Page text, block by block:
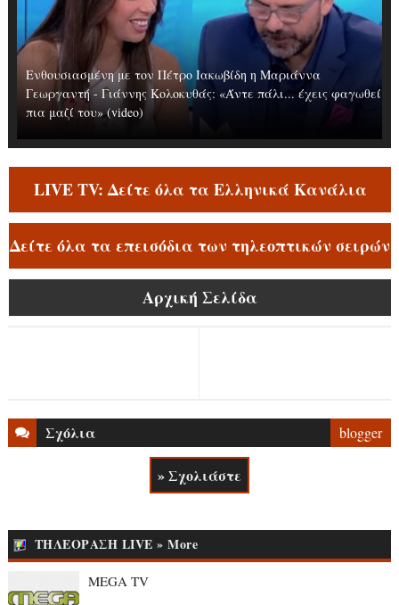
Ενθουσιασμένη με τον Πέτρο Ιακωβίδη η Μαριάννα
Γεωργαντή - Γιάννης Κολοκυθάς: «Άντε πάλι... έχεις φαγωθεί
πια μαζί του» (video)
LIVE TV: Δείτε όλα τα Ελληνικά Κανάλια
Δείτε όλα τα επεισόδια των τηλεοπτικών σειρών
Αρχική Σελίδα
Σχόλια blogger
» Σχολιάστε
ΤΗΛΕΟΡΑΣΗ LIVE » More
MEGA TV